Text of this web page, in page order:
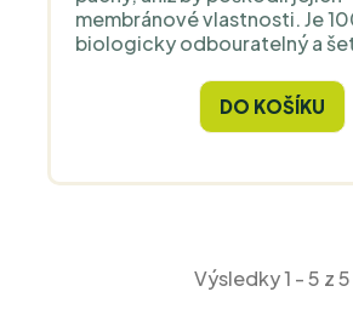
membránové vlastnosti. Je
biologicky odbouratelný a
DO KOŠÍKU
Výsledky 1 - 5 z 5